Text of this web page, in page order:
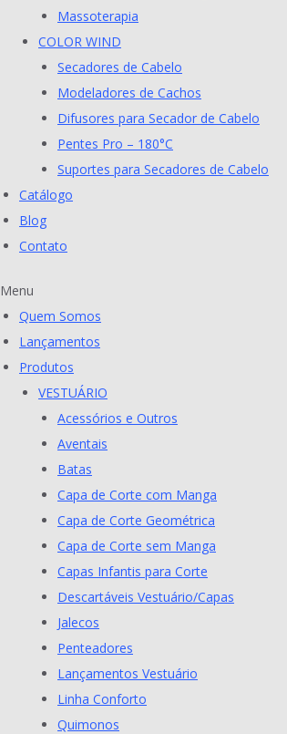
Massoterapia
COLOR WIND
Secadores de Cabelo
Modeladores de Cachos
Difusores para Secador de Cabelo
Pentes Pro – 180°C
Suportes para Secadores de Cabelo
Catálogo
Blog
Contato
Menu
Quem Somos
Lançamentos
Produtos
VESTUÁRIO
Acessórios e Outros
Aventais
Batas
Capa de Corte com Manga
Capa de Corte Geométrica
Capa de Corte sem Manga
Capas Infantis para Corte
Descartáveis Vestuário/Capas
Jalecos
Penteadores
Lançamentos Vestuário
Linha Conforto
Quimonos